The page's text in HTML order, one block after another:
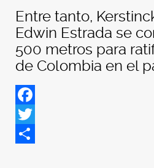
Entre tanto,
Edwin Estrada se
500 metros para
de Colombia en el
Facebook
Twitter